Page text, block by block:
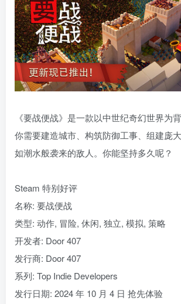
《要战便战》是一款以中世纪奇幻世界为
你需要建造城市、构筑防御工事、组建庞
如潮水般袭来的敌人。你能坚持多久呢？
Steam 特别好评
名称: 要战便战
类型: 动作, 冒险, 休闲, 独立, 模拟, 策略
开发者: Door 407
发行商: Door 407
系列: Top Indie Developers
发行日期: 2024 年 10 月 4 日 抢先体验